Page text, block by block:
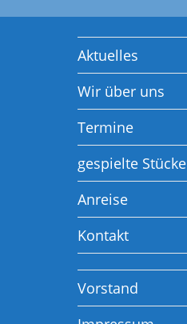
Der
Helsa“,
Aktuelles
Wir über uns
Termine
gespielte Stücke
Anreise
Kontakt
Vorstand